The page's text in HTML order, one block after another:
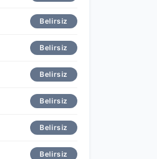
Belirsiz
Belirsiz
Belirsiz
Belirsiz
Belirsiz
Belirsiz